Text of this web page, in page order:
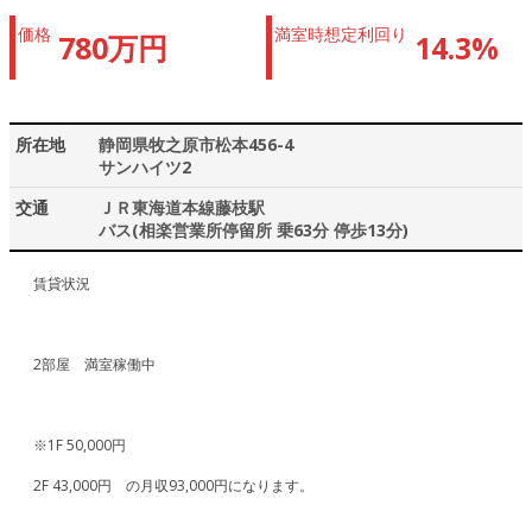
価格 780万円 満室時想定利回り 14.3%
所在地
静岡県牧之原市松本456-4
サンハイツ2
交通
ＪＲ東海道本線藤枝駅
バス(相楽営業所停留所 乗63分 停歩13分)
賃貸状況
2部屋 満室稼働中
※1F 50,000円
2F 43,000円 の月収93,000円になります。